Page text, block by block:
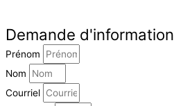
Demande d'information
Prénom
Nom
Courriel